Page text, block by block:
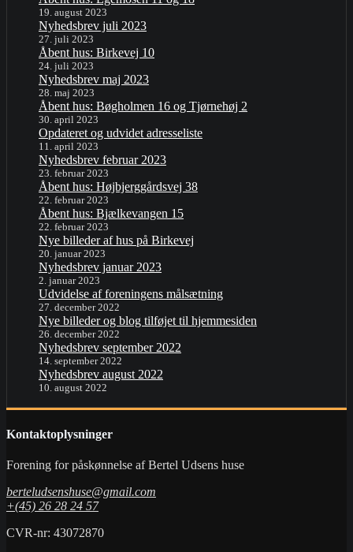
19. august 2023
Nyhedsbrev juli 2023
27. juli 2023
Åbent hus: Birkevej 10
24. juli 2023
Nyhedsbrev maj 2023
28. maj 2023
Åbent hus: Bøgholmen 16 og Tjørnehøj 2
30. april 2023
Opdateret og udvidet adresseliste
11. april 2023
Nyhedsbrev februar 2023
23. februar 2023
Åbent hus: Højbjerggårdsvej 38
22. februar 2023
Åbent hus: Bjælkevangen 15
22. februar 2023
Nye billeder af hus på Birkevej
20. januar 2023
Nyhedsbrev januar 2023
2. januar 2023
Udvidelse af foreningens målsætning
27. december 2022
Nye billeder og blog tilføjet til hjemmesiden
26. december 2022
Nyhedsbrev september 2022
14. september 2022
Nyhedsbrev august 2022
10. august 2022
Kontaktoplysninger
Forening for påskønnelse af Bertel Udsens huse
berteludsenshuse@gmail.com
+(45) 26 28 24 57
CVR-nr: 43072870